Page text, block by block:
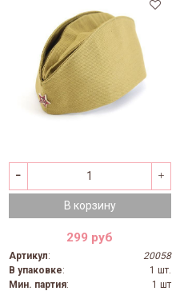
В корзину
299 руб
Артикул:
20058
В упаковке:
1 шт.
Мин. партия:
1 шт